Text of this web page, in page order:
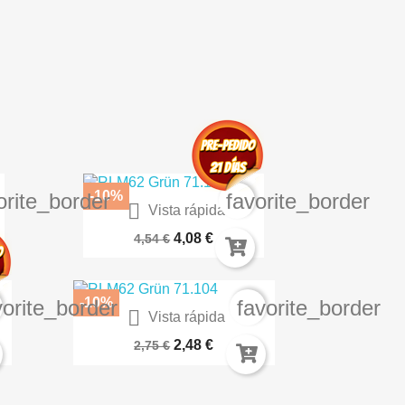
 Vista rápida
Pistolas De Asalto 2 - Derecha
4,54 € 4,08 €
-10% favorite_border
 Vista rápida
CHOCOLATE CHIPPING AK11113
2,75 € 2,48 €
-10% favorite_border